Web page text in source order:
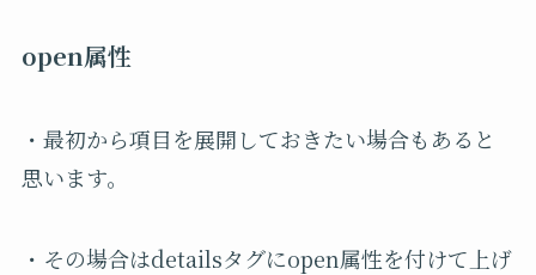
open属性
・最初から項目を展開しておきたい場合もあると
思います。
・その場合はdetailsタグにopen属性を付けて上げ